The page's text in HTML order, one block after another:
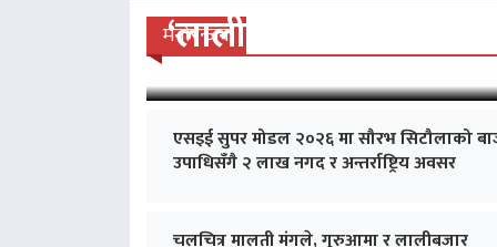
मनोरन्जन
‘लालीबजार’को सफल
एसइई सुपर मोडल २०२६ मा सौरभ सिटौलाको
उपाधिसँगै २ लाख नगद र अन्तर्राष्ट्रिय अवसर